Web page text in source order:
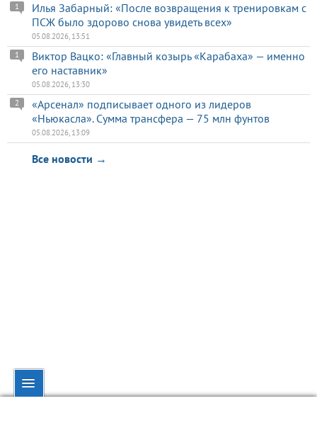
Илья Забарный: «После возвращения к тренировкам с
ПСЖ было здорово снова увидеть всех»
1
05.08.2026, 13:51
Виктор Вацко: «Главный козырь «Карабаха» — именно
его наставник»
1
05.08.2026, 13:30
«Арсенал» подписывает одного из лидеров
«Ньюкасла». Сумма трансфера — 75 млн фунтов
2
05.08.2026, 13:09
Все новости →